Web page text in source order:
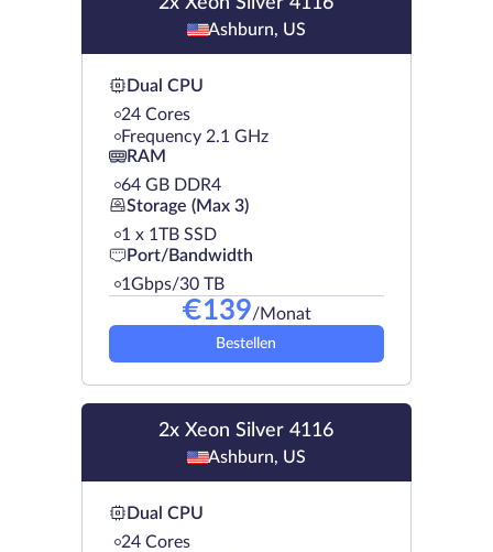
Ashburn, US
Dual CPU
24 Cores
Frequency 2.1 GHz
RAM
64 GB DDR4
Storage (Max 3)
1 х 1TB SSD
Port/Bandwidth
1Gbps/30 TB
€139/Monat
Bestellen
2x Xeon Silver 4116
Ashburn, US
Dual CPU
24 Cores